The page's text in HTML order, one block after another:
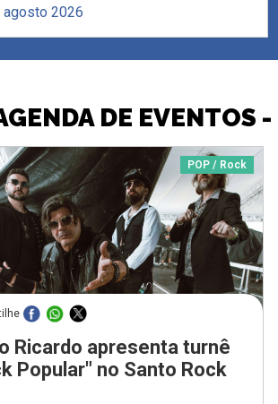
agosto 2026
DE EVENTOS
POP / Rock
Ricardo apresenta turnê
Popular" no Santo Rock